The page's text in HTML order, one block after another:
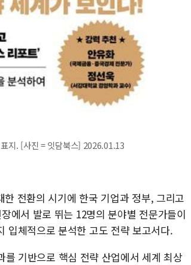
지. [사진 = 잇담북스] 2026.01.13
전환의 시기에 한국 기업과 정부, 그리고
에서 발로 뛰는 12명의 분야별 전문가들이
입체적으로 분석한 고도 전략 보고서다.
기반으로 핵심 전략 산업에서 세계 최상